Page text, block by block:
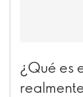
¿Qué es